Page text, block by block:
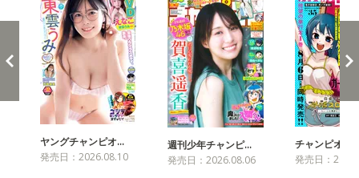
ヤングチャンピオ…
発売日：2026.08.10
週刊少年チャンピ…
発売日：2026.08.06
チャンピオン
発売日：